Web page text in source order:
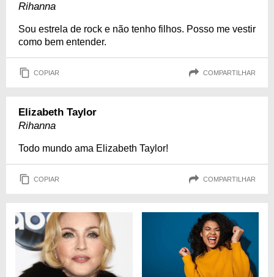
Rihanna
Sou estrela de rock e não tenho filhos. Posso me vestir
como bem entender.
COPIAR COMPARTILHAR
Elizabeth Taylor
Rihanna
Todo mundo ama Elizabeth Taylor!
COPIAR COMPARTILHAR